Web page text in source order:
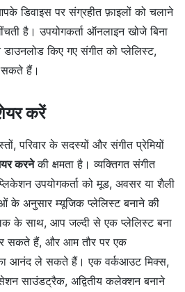
डिवाइस पर संग्रहीत फ़ाइलों को चलाने
है। उपयोगकर्ता ऑनलाइन खोजे बिना
किए गए संगीत को प्लेलिस्ट,
सकते हैं।
करें
परिवार के सदस्यों और संगीत प्रेमियों
करनेकी क्षमता है। व्यक्तिगत संगीत
उपयोगकर्ता को मूड, अवसर या शैली
अनुसार म्यूजिक प्लेलिस्ट बनाने की
के साथ, आप जल्दी से एक प्लेलिस्ट बना
सकते हैं, और आम तौर पर एक
आनंद ले सकते हैं। एक वर्कआउट मिक्स,
साउंडट्रैक, अद्वितीय कलेक्शन बनाने